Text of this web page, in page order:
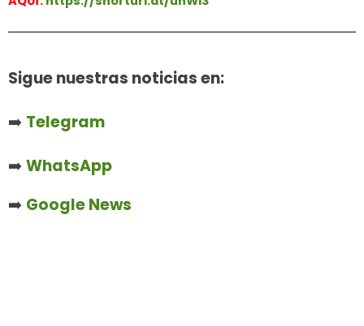
Sigue nuestras noticias en:
➡️ Telegram
➡️WhatsApp
➡️ Google News